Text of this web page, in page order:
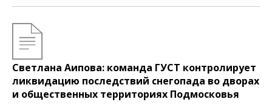
Светлана Аипова: команда ГУСТ контролирует
ликвидацию последствий снегопада во дворах
и общественных территориях Подмосковья